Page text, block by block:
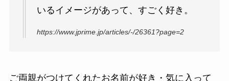
いるイメージがあって、すごく好き。
https://www.jprime.jp/articles/-/26361?page=2
ご両親がつけてくれたお名前が好き・気に入って